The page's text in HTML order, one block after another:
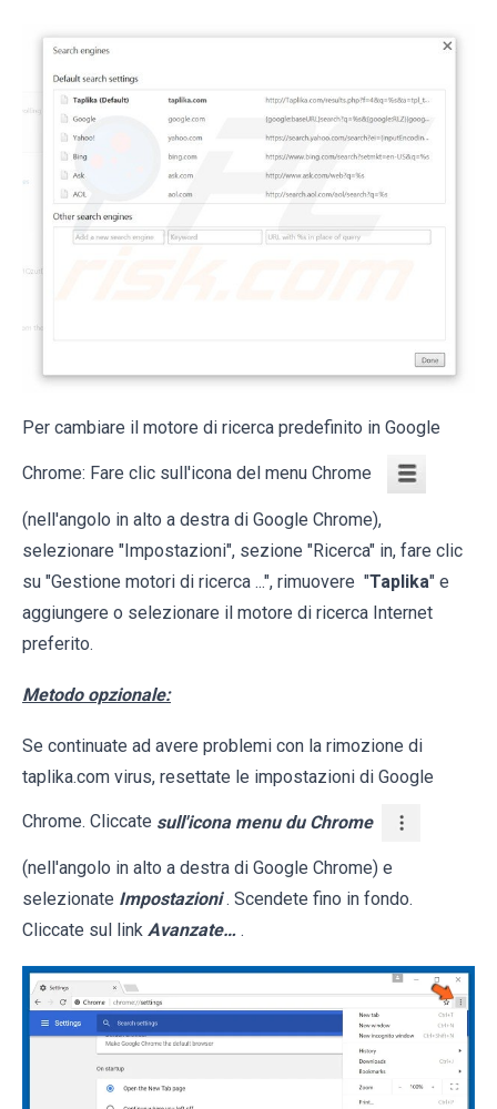
Per cambiare il motore di ricerca predefinito in Google
Chrome: Fare clic sull'icona del menu Chrome
(nell'angolo in alto a destra di Google Chrome),
selezionare "Impostazioni", sezione "Ricerca" in, fare clic
su "Gestione motori di ricerca ...", rimuovere "Taplika" e
aggiungere o selezionare il motore di ricerca Internet
preferito.
Metodo opzionale:
Se continuate ad avere problemi con la rimozione di
taplika.com virus, resettate le impostazioni di Google
Chrome. Cliccate sull'icona menu du Chrome
(nell'angolo in alto a destra di Google Chrome) e
selezionate Impostazioni . Scendete fino in fondo.
Cliccate sul link Avanzate… .